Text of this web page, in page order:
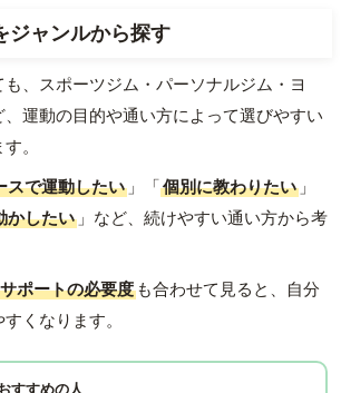
ジャンルから探す
、スポーツジム・パーソナルジム・ヨ
運動の目的や通い方によって選びやすい
。
スで運動したい 」「個別に教わりたい 」
かしたい 」など、続けやすい通い方から考
サポートの必要度 も合わせて見ると、自分
くなります。
すすめの人